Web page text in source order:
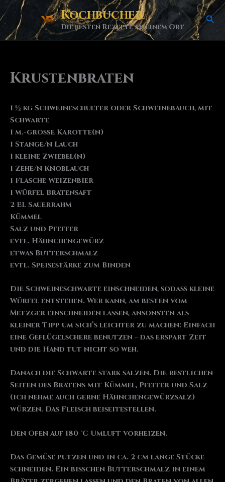
Skip
to
content
Kochbucher
Die besten Rezepte an einem Ort
Krustenbraten
1 ½ kg Schweineschulter oder Schweinebauch, mit
Schwarte
1 m.-große Karotte(n)
1 Stange/n Lauch
1 kleine Zwiebel(n)
1 Zehe/n Knoblauch
1 Flasche Weizenbier
1 Würfel Bratensaft
2 EL Sauerrahm
Kümmel
Salz und Pfeffer
evtl. Hähnchengewürz
etwas Butterschmalz
evtl. Speisestärke zum Binden
Die Schweineschwarte einschneiden, sodass kleine
Würfel entstehen. Wer kann, am besten vom
Metzger einschneiden lassen, ansonsten als
kleiner Tipp um sich’s leichter zu machen: Einfach
eine Geflügelschere benutzen – das erspart Zeit
und die Hand tut nicht so weh.
Danach die Schwarte stark salzen. Die restlichen
Seiten des Bratens mit Kümmel, Pfeffer und Salz
(ich nehme auch gerne Hähnchengewürzsalz)
würzen. Das Fleisch beiseitestellen.
Den Ofen auf 180 °C Umluft vorheizen.
Das Gemüse putzen und in ca. 2 cm lange Stücke
schneiden. Ein bisschen Butterschmalz in einem